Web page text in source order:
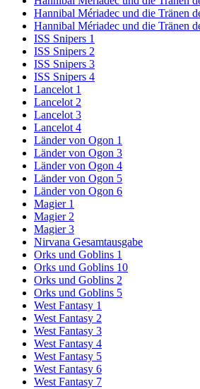
Hannibal Mériadec und die Tränen
Hannibal Mériadec und die Tränen
ISS Snipers 1
ISS Snipers 2
ISS Snipers 3
ISS Snipers 4
Lancelot 1
Lancelot 2
Lancelot 3
Lancelot 4
Länder von Ogon 1
Länder von Ogon 3
Länder von Ogon 4
Länder von Ogon 5
Länder von Ogon 6
Magier 1
Magier 2
Magier 3
Nirvana Gesamtausgabe
Orks und Goblins 1
Orks und Goblins 10
Orks und Goblins 2
Orks und Goblins 5
West Fantasy 1
West Fantasy 2
West Fantasy 3
West Fantasy 4
West Fantasy 5
West Fantasy 6
West Fantasy 7